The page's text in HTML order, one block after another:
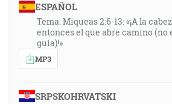
ESPAÑOL
Tema: Miqueas 2:6-13: «¡A la
entonces el que abre camino (no
guía)!»
MP3
SRPSKOHRVATSKI